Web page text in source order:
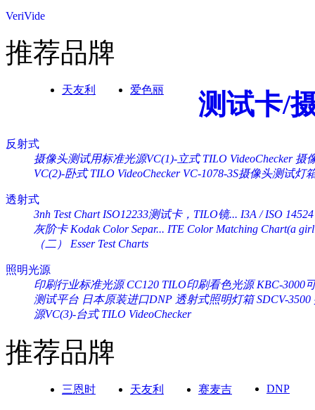
VeriVide
推荐品牌
天友利 爱色丽 测试卡/
反射式
摄像头测试用标准光源VC(1)-立式 TILO VideoChecker 摄
VC(2)-卧式 TILO VideoChecker VC-1078-3S摄像头测试灯
透射式
3nh Test Chart ISO12233测试卡，TILO镜... I3A / ISO
灰阶卡 Kodak Color Separ... ITE Color Matching Chart(a
（二） Esser Test Charts
照明光源
印刷行业标准光源 CC120 TILO印刷看色光源 KBC-3000
测试平台 日本原装进口DNP 透射式照明灯箱 SDCV-3500
源VC(3)-台式 TILO VideoChecker
推荐品牌
三恩时 天友利 赛麦吉 DNP